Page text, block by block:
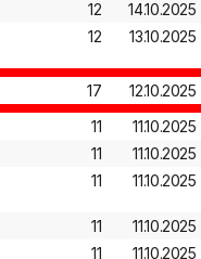
12 14.10.2025
12
13.10.2025
17 12.10.2025
11
11.10.2025
11
11.10.2025
11
11.10.2025
11 11.10.2025
11
11.10.2025